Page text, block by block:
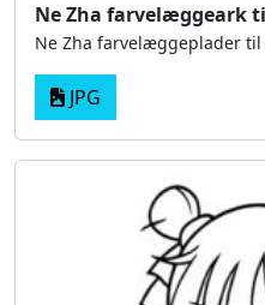
Ne Zha farvelæggeark
Ne Zha farvelæggeplader
JPG